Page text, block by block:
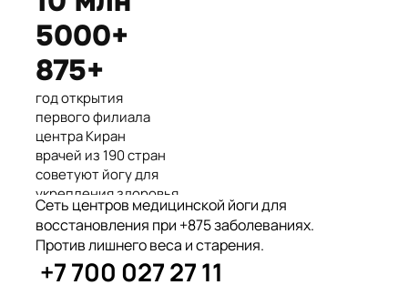
Международные призеры 2-го
Азиатского Чемпионата по
йогасана спорт и единственные
представители Казахстана.
5000+
875+
год открытия
первого филиала
центра Киран
врачей из 190 стран
советуют йогу для
укрепления здоровья
клиентов улучшили
здоровье и
качество жизни
заболеваний, при
Сеть центров медицинской йоги для
восстановления при +875 заболеваниях.
Против лишнего веса и старения.
+7 700 027 27 11